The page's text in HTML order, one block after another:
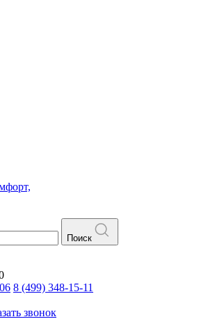
Поиск
8 (499) 348-15-11
звонок